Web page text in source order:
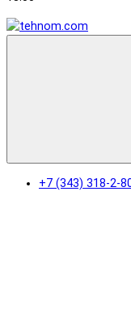
+7 (343) 318-2-